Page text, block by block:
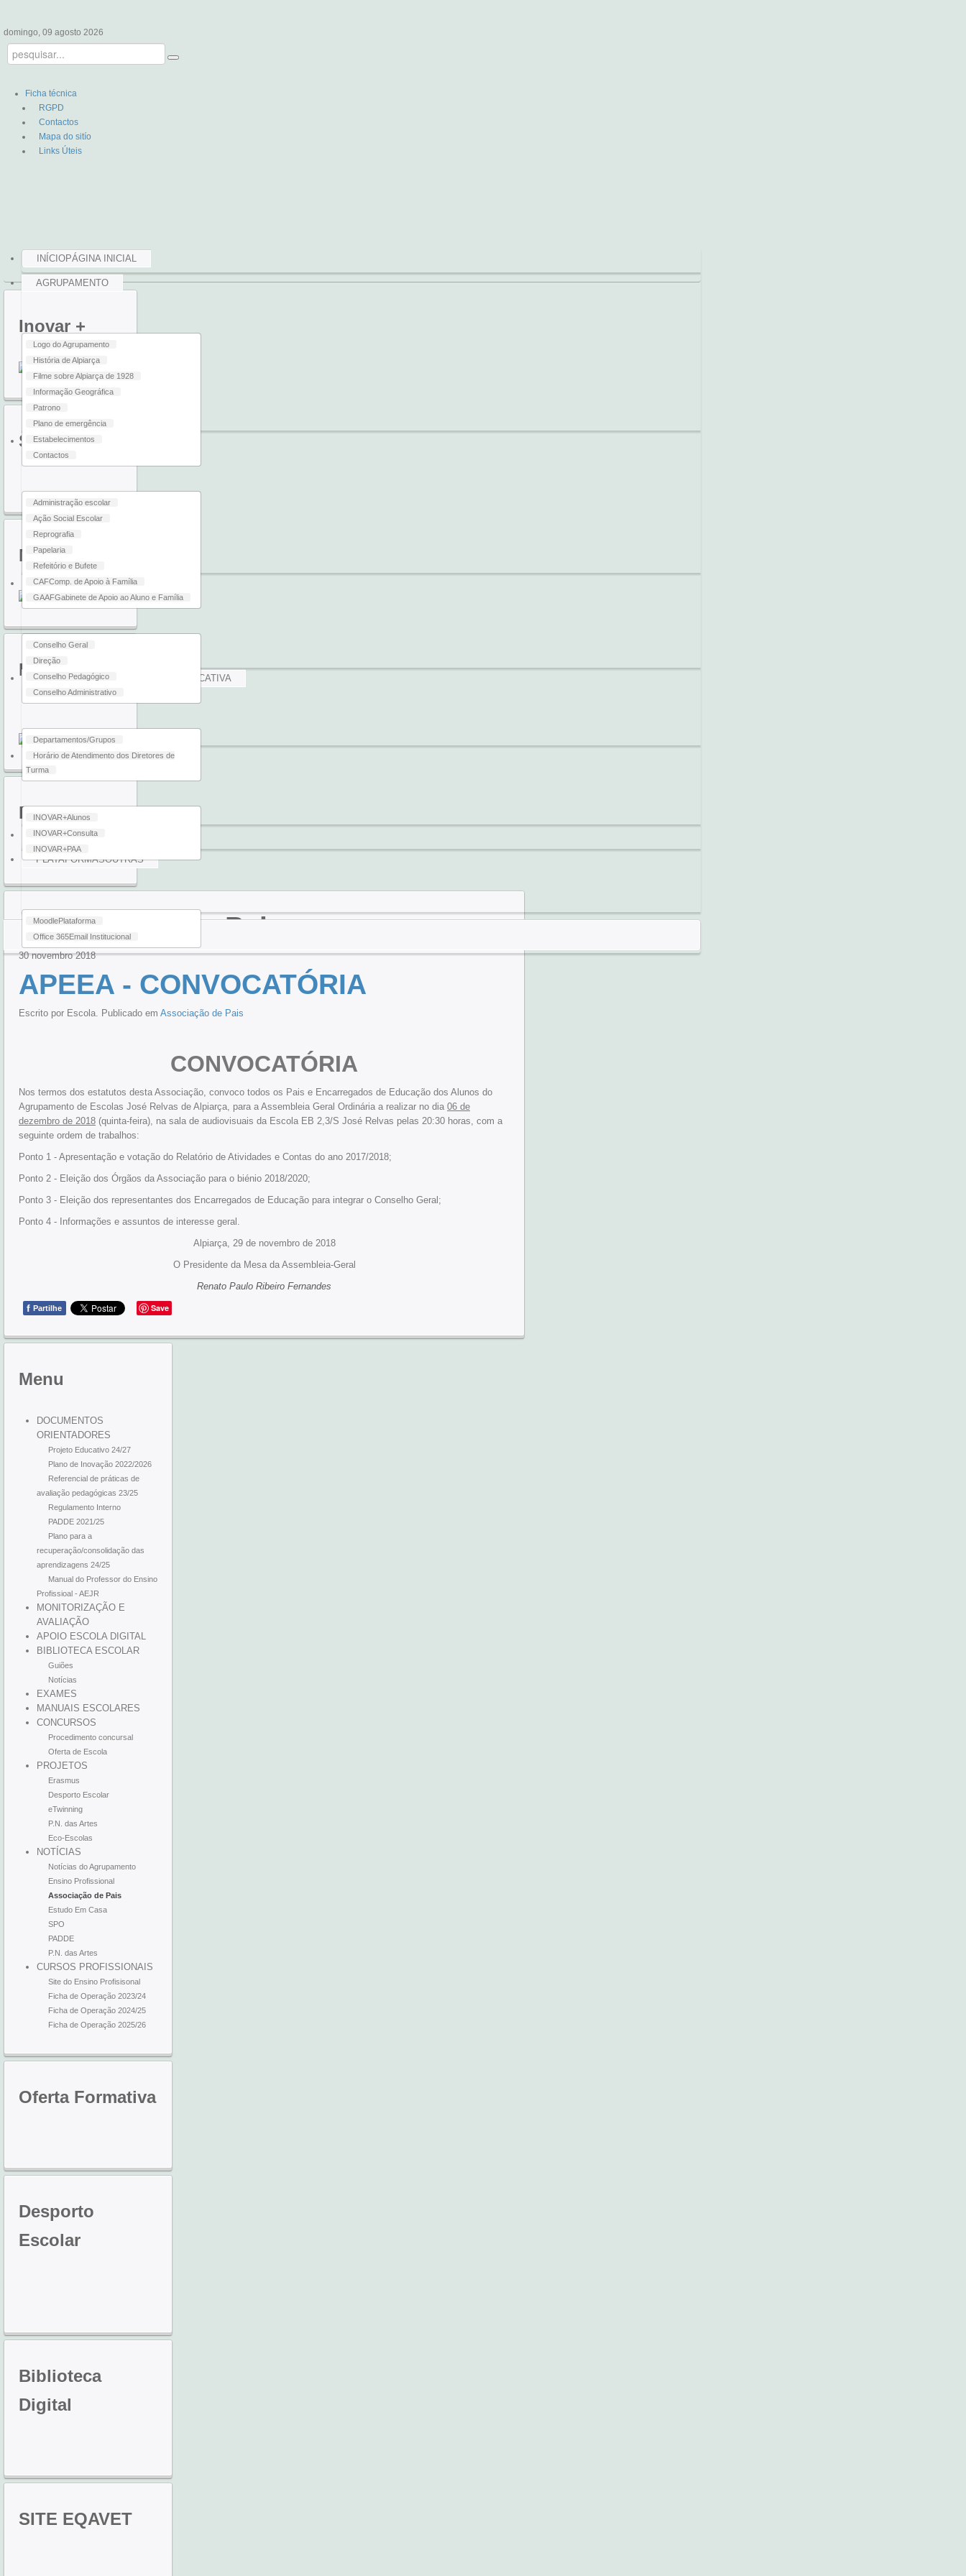
domingo, 09 agosto 2026
Ficha técnica
RGPD
Contactos
Mapa do sitío
Links Úteis
INÍCIOPÁGINA INICIAL
AGRUPAMENTO
Logo do Agrupamento
História de Alpiarça
Filme sobre Alpiarça de 1928
Informação Geográfica
Patrono
Plano de emergência
Estabelecimentos
Contactos
SERVIÇOS
Administração escolar
Ação Social Escolar
Reprografia
Papelaria
Refeitório e Bufete
CAFComp. de Apoio à Família
GAAFGabinete de Apoio ao Aluno e Família
ORGÃOS
Conselho Geral
Direção
Conselho Pedagógico
Conselho Administrativo
ESTRUTURASDE ORIENTAÇÃO EDUCATIVA
Departamentos/Grupos
Horário de Atendimento dos Diretores de
Turma
INOVAR +PROGRAMAS
INOVAR+Alunos
INOVAR+Consulta
INOVAR+PAA
CARTÕESSIGE3
PLATAFORMASOUTRAS
MoodlePlataforma
Office 365Email Institucional
Inovar +
SIGA
Moodle
Email
P.A.A.
Associação de Pais
30 novembro 2018
APEEA - CONVOCATÓRIA
Escrito por Escola. Publicado em Associação de Pais
CONVOCATÓRIA
Nos termos dos estatutos desta Associação, convoco todos os Pais e Encarregados de Educação dos Alunos do
Agrupamento de Escolas José Relvas de Alpiarça, para a Assembleia Geral Ordinária a realizar no dia 06 de
dezembro de 2018 (quinta-feira), na sala de audiovisuais da Escola EB 2,3/S José Relvas pelas 20:30 horas, com a
seguinte ordem de trabalhos:
Ponto 1 - Apresentação e votação do Relatório de Atividades e Contas do ano 2017/2018;
Ponto 2 - Eleição dos Órgãos da Associação para o biénio 2018/2020;
Ponto 3 - Eleição dos representantes dos Encarregados de Educação para integrar o Conselho Geral;
Ponto 4 - Informações e assuntos de interesse geral.
Alpiarça, 29 de novembro de 2018
O Presidente da Mesa da Assembleia-Geral
Renato Paulo Ribeiro Fernandes
f Partilhe Save
Menu
DOCUMENTOS
ORIENTADORES
Projeto Educativo 24/27
Plano de Inovação 2022/2026
Referencial de práticas de
avaliação pedagógicas 23/25
Regulamento Interno
PADDE 2021/25
Plano para a
recuperação/consolidação das
aprendizagens 24/25
Manual do Professor do Ensino
Profissioal - AEJR
MONITORIZAÇÃO E
AVALIAÇÃO
APOIO ESCOLA DIGITAL
BIBLIOTECA ESCOLAR
Guiões
Notícias
EXAMES
MANUAIS ESCOLARES
CONCURSOS
Procedimento concursal
Oferta de Escola
PROJETOS
Erasmus
Desporto Escolar
eTwinning
P.N. das Artes
Eco-Escolas
NOTÍCIAS
Notícias do Agrupamento
Ensino Profissional
Associação de Pais
Estudo Em Casa
SPO
PADDE
P.N. das Artes
CURSOS PROFISSIONAIS
Site do Ensino Profisisonal
Ficha de Operação 2023/24
Ficha de Operação 2024/25
Ficha de Operação 2025/26
OfertaFormativa
Desporto
Escolar
Biblioteca
Digital
SITE EQAVET